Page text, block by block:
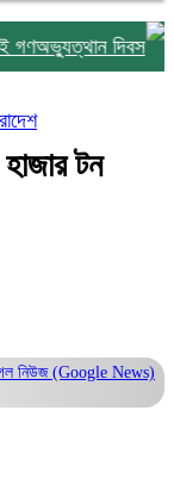
দিবস
টন
নিউজ (Google News)